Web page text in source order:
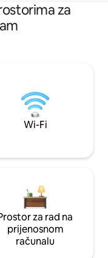
za
Wi-Fi
za rad na
prijenosnom
računalu